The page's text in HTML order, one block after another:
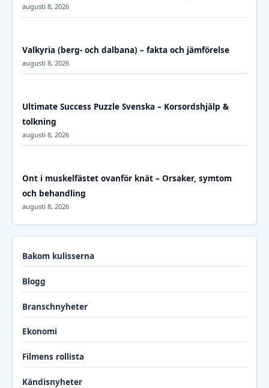
augusti 8, 2026
Valkyria (berg- och dalbana) – fakta och jämförelse
augusti 8, 2026
Ultimate Success Puzzle Svenska – Korsordshjälp &
tolkning
augusti 8, 2026
Ont i muskelfästet ovanför knät – Orsaker, symtom
och behandling
augusti 8, 2026
Bakom kulisserna
Blogg
Branschnyheter
Ekonomi
Filmens rollista
Kändisnyheter